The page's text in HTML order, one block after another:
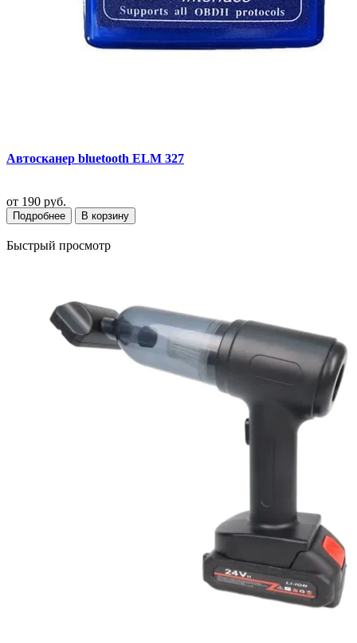
Автосканер bluetooth ELM 327
от 190 руб.
Подробнее В корзину
Быстрый просмотр